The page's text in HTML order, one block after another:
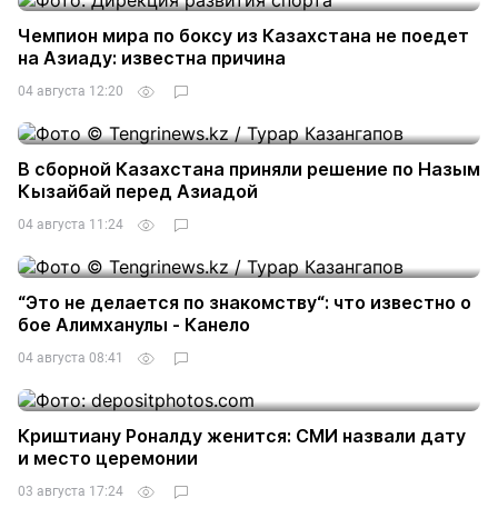
Чемпион мира по боксу из Казахстана не поедет
на Азиаду: известна причина
04 августа 12:20
В сборной Казахстана приняли решение по Назым
Кызайбай перед Азиадой
04 августа 11:24
“Это не делается по знакомству“: что известно о
бое Алимханулы - Канело
04 августа 08:41
Криштиану Роналду женится: СМИ назвали дату
и место церемонии
03 августа 17:24